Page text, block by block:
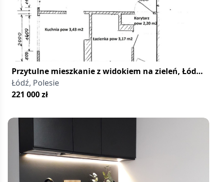
Przytulne mieszkanie z widokiem na zieleń, Łódź
Polesie
Łódź, Polesie
221 000zł